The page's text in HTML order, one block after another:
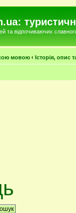
та відпочиваючих
мовою ‹ Історія, опис